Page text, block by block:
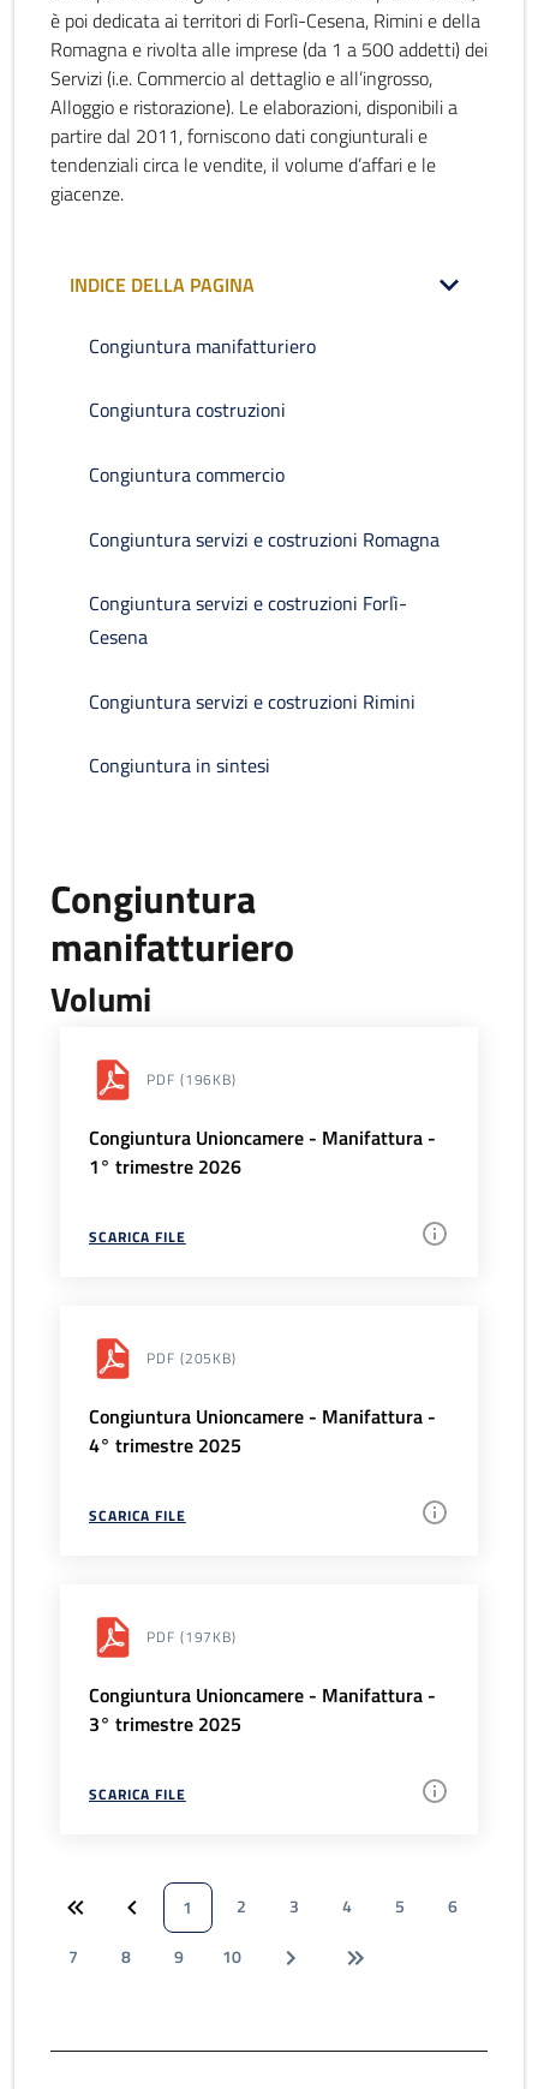
è poi dedicata ai territori di Forlì-Cesena, Rimini e della
Romagna e rivolta alle imprese (da 1 a 500 addetti) dei
Servizi (i.e. Commercio al dettaglio e all’ingrosso,
Alloggio e ristorazione). Le elaborazioni, disponibili a
partire dal 2011, forniscono dati congiunturali e
tendenziali circa le vendite, il volume d’affari e le
giacenze.
INDICE DELLA PAGINA
Congiuntura manifatturiero
Congiuntura costruzioni
Congiuntura commercio
Congiuntura servizi e costruzioni Romagna
Congiuntura servizi e costruzioni Forlì-
Cesena
Congiuntura servizi e costruzioni Rimini
Congiuntura in sintesi
Congiuntura
manifatturiero
Volumi
PDF (196KB)
Congiuntura Unioncamere - Manifattura -
1° trimestre 2026
SCARICA FILE
PDF (205KB)
Congiuntura Unioncamere - Manifattura -
4° trimestre 2025
SCARICA FILE
PDF (197KB)
Congiuntura Unioncamere - Manifattura -
3° trimestre 2025
SCARICA FILE
1 2 3 4 5
6
7
8 9 10